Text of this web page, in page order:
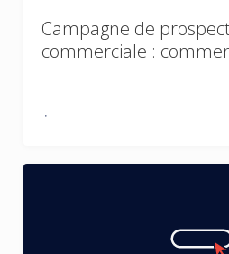
Campagne de
commerciale :